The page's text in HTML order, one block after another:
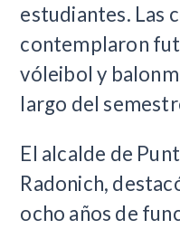
estudiantes. Las
contemplaron
vóleibol y
largo del
El alcalde de
Radonich,
ocho años de